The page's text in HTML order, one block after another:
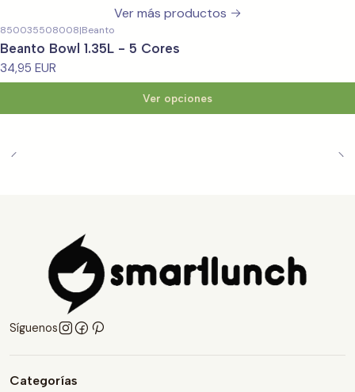
Ver más productos
850035508008|Beanto
Beanto Bowl 1.35L - 5 Cores
34,95 EUR
Ver opciones
Síguenos
Categorías